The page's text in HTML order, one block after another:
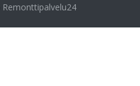
Remonttipalvelu24